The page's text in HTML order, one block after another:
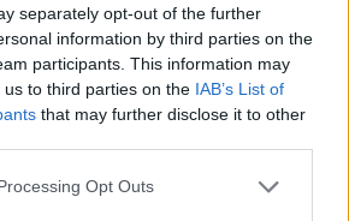
separately opt-out of the further
information by third parties on the
participants. This information may
to third parties on the IAB’s List of
that may further disclose it to other
Opt Outs
| 36
mani dépressif